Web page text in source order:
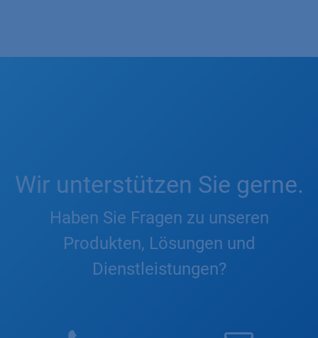
Wir unterstützen Sie gerne.
Haben Sie Fragen zu unseren
Produkten, Lösungen und
Dienstleistungen?